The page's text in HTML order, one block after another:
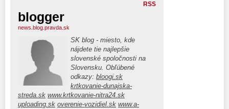
RSS
blogger
news.blog.pravda.sk
SK blog - miesto, kde
nájdete tie najlepšie
slovenské spoločnosti na
Slovensku. Obľúbené
odkazy: bloogi.sk
krtkovanie-dunajska-
streda.sk www.krtkovanie-nitra24.sk
uploading.sk overenie-vozidiel.sk www.a-